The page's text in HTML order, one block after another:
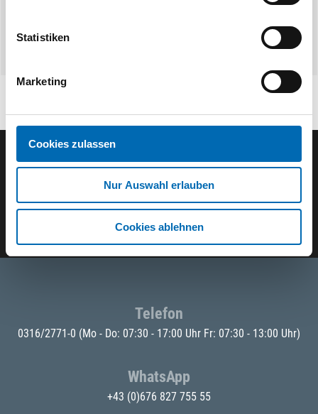
Statistiken
Marketing
Cookies zulassen
Nur Auswahl erlauben
Cookies ablehnen
Der ODÖRFER Newsletter
E-Mail eingeben
Telefon
0316/2771-0 (Mo - Do: 07:30 - 17:00 Uhr Fr: 07:30 - 13:00 Uhr)
WhatsApp
+43 (0)676 827 755 55